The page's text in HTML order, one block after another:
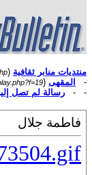
منتديات منابر ثقافية (
-
المقهى (
- - رسالة لم تصل
فاطمة جلال